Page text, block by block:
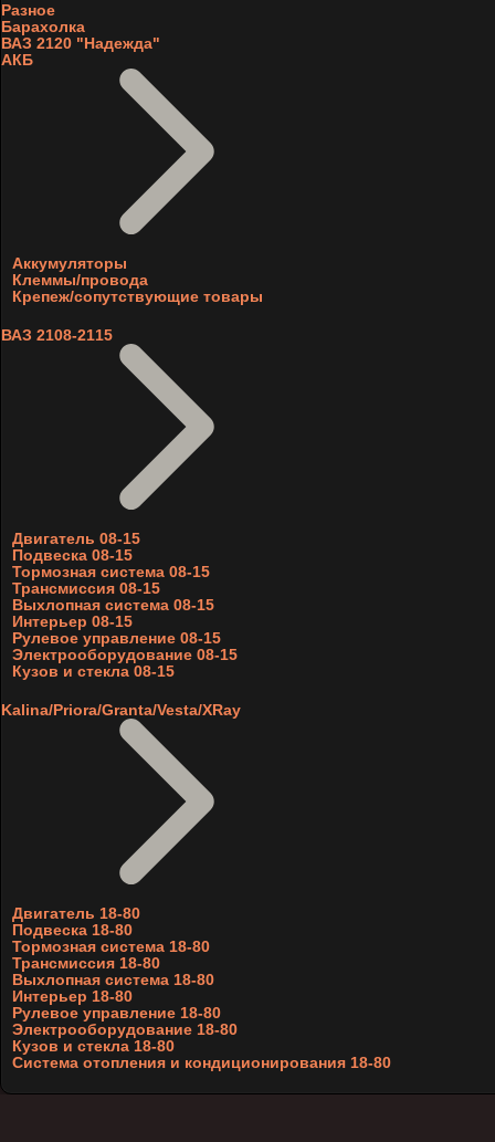
Разное
Барахолка
ВАЗ 2120 "Надежда"
АКБ
Аккумуляторы
Клеммы/провода
Крепеж/сопутствующие товары
ВАЗ 2108-2115
Двигатель 08-15
Подвеска 08-15
Тормозная система 08-15
Трансмиссия 08-15
Выхлопная система 08-15
Интерьер 08-15
Рулевое управление 08-15
Электрооборудование 08-15
Кузов и стекла 08-15
Kalina/Priora/Granta/Vesta/XRay
Двигатель 18-80
Подвеска 18-80
Тормозная система 18-80
Трансмиссия 18-80
Выхлопная система 18-80
Интерьер 18-80
Рулевое управление 18-80
Электрооборудование 18-80
Кузов и стекла 18-80
Система отопления и кондиционирования 18-80